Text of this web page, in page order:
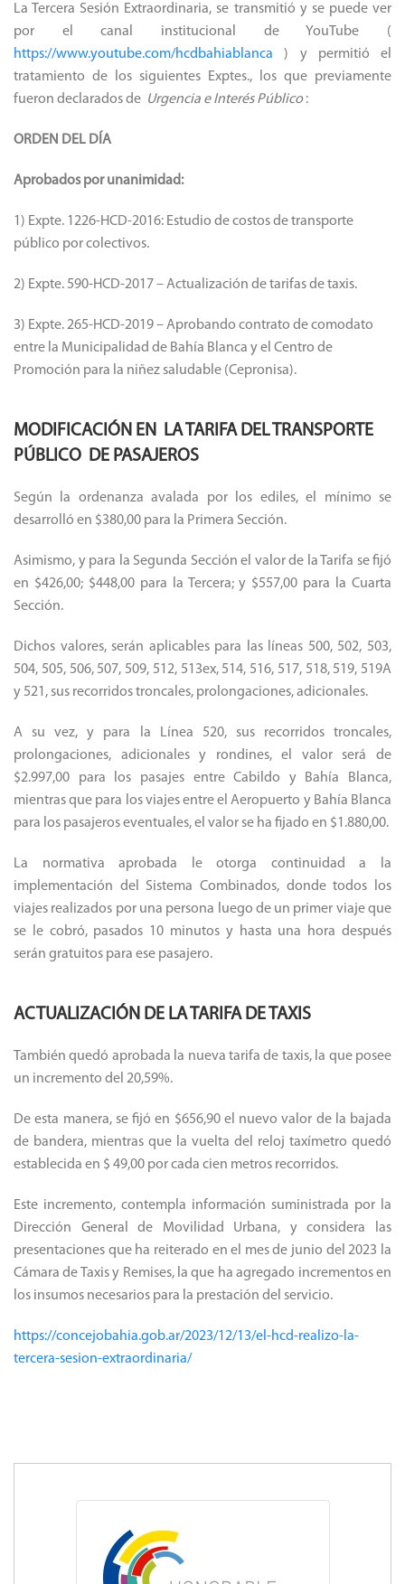
La Tercera Sesión Extraordinaria, se transmitió y se puede ver
por el canal institucional de YouTube (
https://www.youtube.com/hcdbahiablanca ) y permitió el
tratamiento de los siguientes Exptes., los que previamente
fueron declarados de Urgencia e Interés Público:
ORDEN DEL DÍA
Aprobados por unanimidad:
1) Expte. 1226-HCD-2016: Estudio de costos de transporte
público por colectivos.
2) Expte. 590-HCD-2017 – Actualización de tarifas de taxis.
3) Expte.265-HCD-2019 – Aprobando contrato de comodato
entre la Municipalidad de Bahía Blanca y el Centro de
Promoción para la niñez saludable (Cepronisa).
MODIFICACIÓN EN LA TARIFA DEL TRANSPORTE
PÚBLICO DE PASAJEROS
Según la ordenanza avalada por los ediles, el mínimo se
desarrolló en $380,00 para la Primera Sección.
Asimismo, y para la Segunda Sección el valor de la Tarifa se fijó
en $426,00; $448,00 para la Tercera;y $557,00 para la Cuarta
Sección.
Dichos valores, serán aplicables para las líneas 500, 502, 503,
504, 505, 506, 507, 509, 512, 513ex, 514, 516, 517, 518, 519, 519A
y 521, sus recorridos troncales, prolongaciones, adicionales.
A su vez, y para la Línea 520, sus recorridos troncales,
prolongaciones, adicionales y rondines, el valor será de
$2.997,00 para los pasajes entre Cabildo y Bahía Blanca,
mientras que para los viajes entre el Aeropuerto y Bahía Blanca
para los pasajeros eventuales, el valor se ha fijado en $1.880,00.
La normativa aprobada le otorga continuidad a la
implementación del Sistema Combinados, donde todos los
viajes realizados por una persona luego de un primer viaje que
se le cobró, pasados ​​10 minutos y hasta una hora después
serán gratuitos para ese pasajero.
ACTUALIZACIÓN DE LA TARIFA DE TAXIS
También quedó aprobada la nueva tarifa de taxis, la que posee
un incremento del 20,59%.
De esta manera, se fijó en $656,90 el nuevo valor de la bajada
de bandera, mientras que la vuelta del reloj taxímetro quedó
establecida en $ 49,00 por cada cien metros recorridos.
Este incremento, contempla información suministrada por la
Dirección General de Movilidad Urbana, y considera las
presentaciones que ha reiterado en el mes de junio del 2023 la
Cámara de Taxis y Remises, la que ha agregado incrementos en
los insumos necesarios para la prestación del servicio.
https://concejobahia.gob.ar/2023/12/13/el-hcd-realizo-la-
tercera-sesion-extraordinaria/